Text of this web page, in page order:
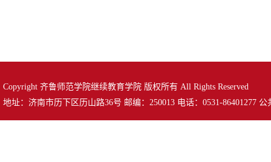
Copyright 齐鲁师范学院继续教育学院 版权所有 All Rights Reserved
地址：济南市历下区历山路36号 邮编：250013 电话：0531-86401277